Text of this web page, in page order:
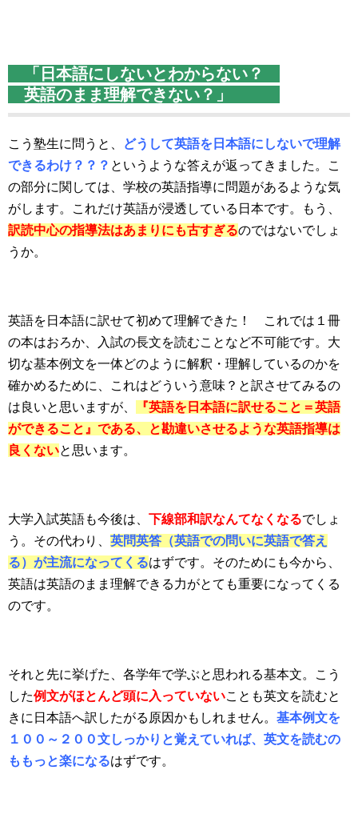
「日本語にしないとわからない？
英語のまま理解できない？」
こう塾生に問うと、
どうして英語を日本語にしないで理解
できるわけ？？？ というような答えが返ってきました。こ
の部分に関しては、学校の英語指導に問題があるような気
がします。これだけ英語が浸透している日本です。もう、
訳読中心の指導法はあまりにも古すぎるのではないでしょ
うか。
英語を日本語に訳せて初めて理解できた！ これでは１冊
の本はおろか、入試の長文を読むことなど不可能です。大
切な基本例文を一体どのように解釈・理解しているのかを
確かめるために、これはどういう意味？と訳させてみるの
は良いと思いますが、
『英語を日本語に訳せること＝英語
ができること』である、と勘違いさせるような英語指導は
良くないと思います。
大学入試英語も今後は、 下線部和訳なんてなくなるでしょ
う。その代わり、 英問英答（英語での問いに英語で答え
る）が主流になってくるはずです。そのためにも今から、
英語は英語のまま理解できる力がとても重要になってくる
のです。
それと先に挙げた、各学年で学ぶと思われる基本文。こう
した例文がほとんど頭に入っていないことも英文を読むと
きに日本語へ訳したがる原因かもしれません。 基本例文を
１００～２００文しっかりと覚えていれば、英文を読むの
ももっと楽になるはずです。